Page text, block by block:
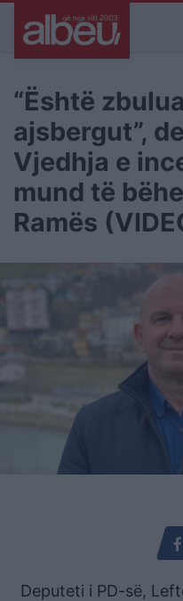
“Është
ajsbergut”,
Vjedhja e
mund të
Ramës
Deputeti i PD-së,